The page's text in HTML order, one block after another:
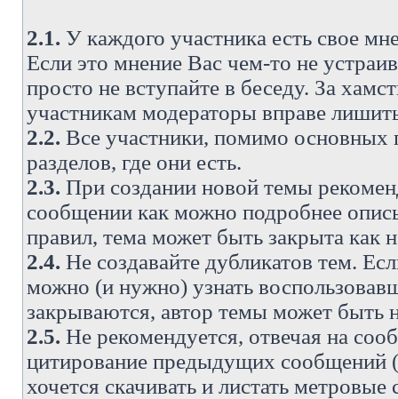
2.1. У каждого участника есть свое
Если это мнение Вас чем-то не
просто не вступайте в беседу. За
участникам модераторы вправе
2.2. Все участники, помимо основных
разделов, где они есть.
2.3. При создании новой темы
сообщении как можно подробнее
правил, тема может быть закрыта как
2.4. Не создавайте дубликатов тем.
можно (и нужно) узнать
закрываются, автор темы может быть
2.5. Не рекомендуется, отвечая на
цитирование предыдущих сообщений
хочется скачивать и листать